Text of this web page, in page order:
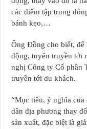
các điểm tập trung
bánh kẹo,…
Ông Đồng cho biết, để
động, tuyên truyền tới
nghị Công ty Cổ phần
truyền tới du khách.
“Mục tiêu, ý nghĩa của
dân địa phương thay
sản xuất, đặc biệt là